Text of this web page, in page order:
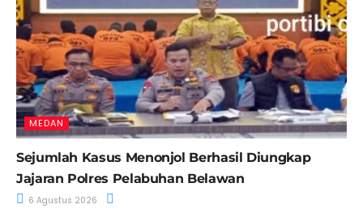
MEDAN
Sejumlah Kasus Menonjol Berhasil Diungkap
Jajaran Polres Pelabuhan Belawan
6 Agustus 2026